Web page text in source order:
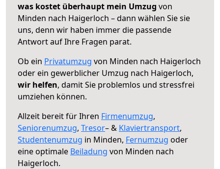
was kostet überhaupt mein Umzug von
Minden nach Haigerloch – dann wählen Sie sie
uns, denn wir haben immer die passende
Antwort auf Ihre Fragen parat.
Ob ein Privatumzug von Minden nach Haigerloch
oder ein gewerblicher Umzug nach Haigerloch,
wir helfen, damit Sie problemlos und stressfrei
umziehen können.
Allzeit bereit für Ihren Firmenumzug,
Seniorenumzug, Tresor– & Klaviertransport,
Studentenumzug in Minden, Fernumzug oder
eine optimale Beiladung von Minden nach
Haigerloch.